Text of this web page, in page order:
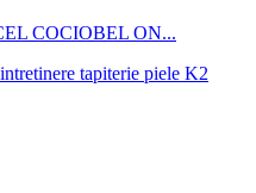
COCIOBEL ON...
tapiterie piele K2